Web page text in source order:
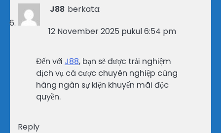
J88 berkata:
12 November 2025 pukul 6:54 pm
Đến với J88, bạn sẽ được trải nghiệm
dịch vụ cá cược chuyên nghiệp cùng
hàng ngàn sự kiện khuyến mãi độc
quyền.
Reply